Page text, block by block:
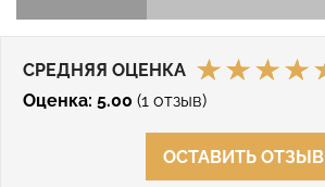
СРЕДНЯЯ ОЦЕНКА
Оценка: 5.00 (1 отзыв)
ОСТАВИТЬ ОТЗЫВ